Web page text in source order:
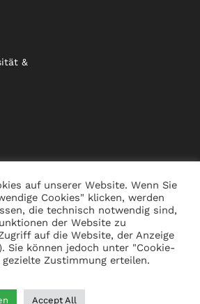
&
IMPRESSUM
auf unserer Website. Wenn Sie
Cookies" klicken, werden
die technisch notwendig sind,
der Website zu
auf die Website, der Anzeige
Sie können jedoch unter "Cookie-
Zustimmung erteilen.
Accept All